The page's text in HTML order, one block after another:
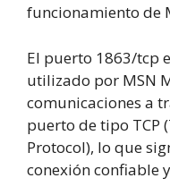
funcionamiento de
El puerto 1863/tcp
utilizado por MSN
comunicaciones a
puerto de tipo TCP
Protocol), lo que
conexión confiable